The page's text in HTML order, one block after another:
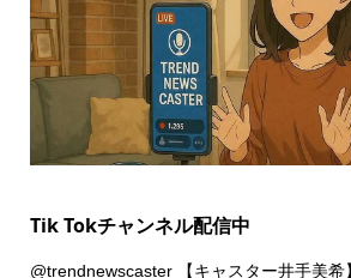
Tik Tokチャンネル配信中
@trendnewscaster【キャスター井手美希